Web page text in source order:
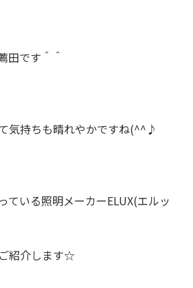
田です＾＾
気持ちも晴れやかですね(^^♪
ている照明メーカーELUX(エルッ
紹介します☆